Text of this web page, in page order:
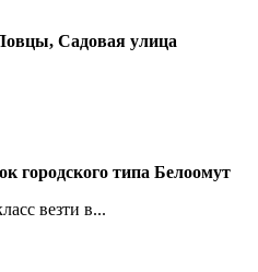
Садовая улица
городского типа Белоомут
везти в...